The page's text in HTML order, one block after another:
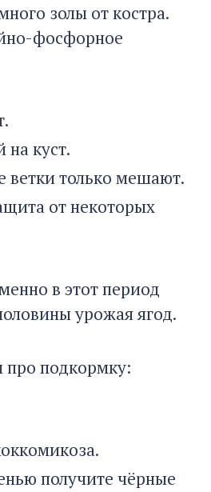
золы от костра.
фосфорное
куст.
только мешают.
от некоторых
в этот период
урожая ягод.
про подкормку:
получите чёрные